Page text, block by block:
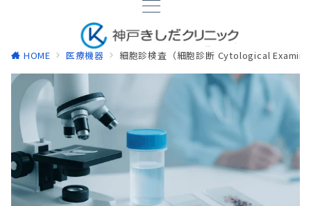
HOME 医療機器 細胞診検査（細胞診断 Cytological